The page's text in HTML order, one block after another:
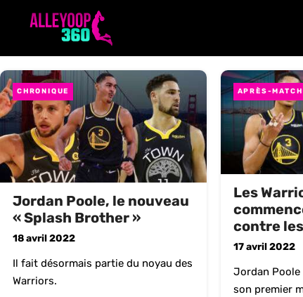
CHRONIQUE
Jordan Poole, le nouveau
« Splash Brother »
18 avril 2022
Il fait désormais partie du noyau des
Warriors.
APRÈS-MATCH
Les
contre
17 avril 2022
Jordan Poole
son premier